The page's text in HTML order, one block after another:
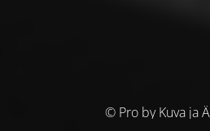
© Pro by Kuva ja